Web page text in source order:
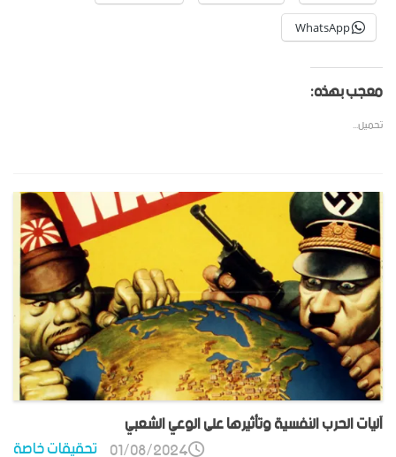
WhatsApp
معجب بهذه:
تحميل...
آليات الحرب النفسية وتأثيرها على الوعي الشعبي
تحقيقات خاصة